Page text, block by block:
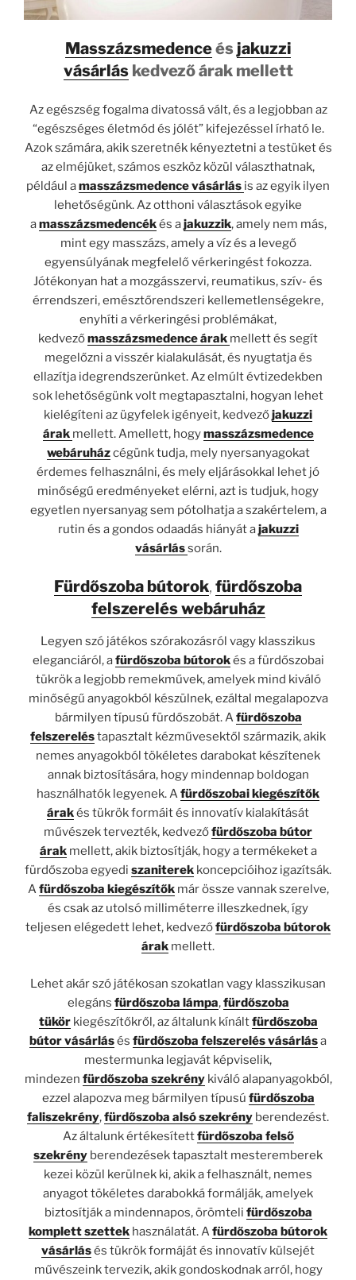
Masszázsmedenceés jakuzzi
vásárláskedvező árak mellett
Az egészség fogalma divatossá vált, és a legjobban az
“egészséges életmód és jólét” kifejezéssel írható le.
Azok számára, akik szeretnék kényeztetni a testüket és
az elméjüket, számos eszköz közül választhatnak,
például amasszázsmedence vásárlás is az egyik ilyen
lehetőségünk. Az otthoni választások egyike
amasszázsmedencékés ajakuzzik, amely nem más,
mint egy masszázs, amely a víz és a levegő
egyensúlyának megfelelő vérkeringést fokozza.
Jótékonyan hat a mozgásszervi, reumatikus, szív- és
érrendszeri, emésztőrendszeri kellemetlenségekre,
enyhíti a vérkeringési problémákat,
kedvezőmasszázsmedence árak mellett és segít
megelőzni a visszér kialakulását, és nyugtatja és
ellazítja idegrendszerünket. Az elmúlt évtizedekben
sok lehetőségünk volt megtapasztalni, hogyan lehet
kielégíteni az ügyfelek igényeit, kedvezőjakuzzi
árak mellett. Amellett, hogymasszázsmedence
webáruházcégünk tudja, mely nyersanyagokat
érdemes felhasználni, és mely eljárásokkal lehet jó
minőségű eredményeket elérni, azt is tudjuk, hogy
egyetlen nyersanyag sem pótolhatja a szakértelem, a
rutin és a gondos odaadás hiányát ajakuzzi
vásárlássorán.
Fürdőszoba bútorok, fürdőszoba
felszerelés webáruház
Legyen szó játékos szórakozásról vagy klasszikus
eleganciáról, afürdőszoba bútorokés a fürdőszobai
tükrök a legjobb remekművek, amelyek mind kiváló
minőségű anyagokból készülnek, ezáltal megalapozva
bármilyen típusú fürdőszobát. Afürdőszoba
felszereléstapasztalt kézművesektől származik, akik
nemes anyagokból tökéletes darabokat készítenek
annak biztosítására, hogy mindennap boldogan
használhatók legyenek. Afürdőszobai kiegészítők
árakés tükrök formáit és innovatív kialakítását
művészek tervezték, kedvezőfürdőszoba bútor
árakmellett, akik biztosítják, hogy a termékeket a
fürdőszoba egyedi szaniterek koncepcióihoz igazítsák.
Afürdőszoba kiegészítőkmár össze vannak szerelve,
és csak az utolsó milliméterre illeszkednek, így
teljesen elégedett lehet, kedvezőfürdőszoba bútorok
árak mellett.
Lehet akár szó játékosan szokatlan vagy klasszikusan
elegáns fürdőszoba lámpa,fürdőszoba
tükörkiegészítőkről, az általunk kínáltfürdőszoba
bútor vásárlásés fürdőszoba felszerelés vásárlása
mestermunka legjavát képviselik,
mindezen fürdőszoba szekrénykiváló alapanyagokból,
ezzel alapozva meg bármilyen típusú fürdőszoba
faliszekrény,fürdőszoba alsó szekrény berendezést.
Az általunk értékesítettfürdőszoba felső
szekrény berendezések tapasztalt mesteremberek
kezei közül kerülnek ki, akik a felhasznált, nemes
anyagot tökéletes darabokká formálják, amelyek
biztosítják a mindennapos, örömteli fürdőszoba
komplett szettek használatát. Afürdőszoba bútorok
vásárlásés tükrök formáját és innovatív külsejét
művészeink tervezik, akik gondoskodnak arról, hogy